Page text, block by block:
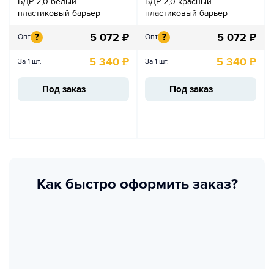
пластиковый барьер
Опт ? 5 072 ₽
За 1 шт. 5 340 ₽
Под заказ
пластиковый барьер
Опт ? 5 072 ₽
За 1 шт. 5 340 ₽
Под заказ
Как быстро оформить заказ?